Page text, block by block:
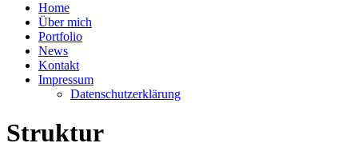
Home
Über mich
Portfolio
News
Kontakt
Impressum
Datenschutzerklärung
Struktur